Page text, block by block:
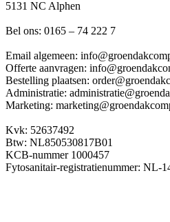
5131 NC Alphen
Bel ons: 0165 – 74 222 7
Email algemeen:
Offerte aanvragen:
Bestelling plaatsen:
Administratie:
Marketing:
Kvk: 52637492
Btw: NL850530817B01
KCB-nummer 1000457
Fytosanitair-registratienummer: NL-